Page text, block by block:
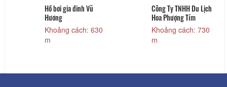
Hồ bơi gia đinh Vũ
Hương
Khoảng cách: 630
m
Công Ty TNHH Du Lịch
Hoa Phượng Tím
Khoảng cách: 730
m